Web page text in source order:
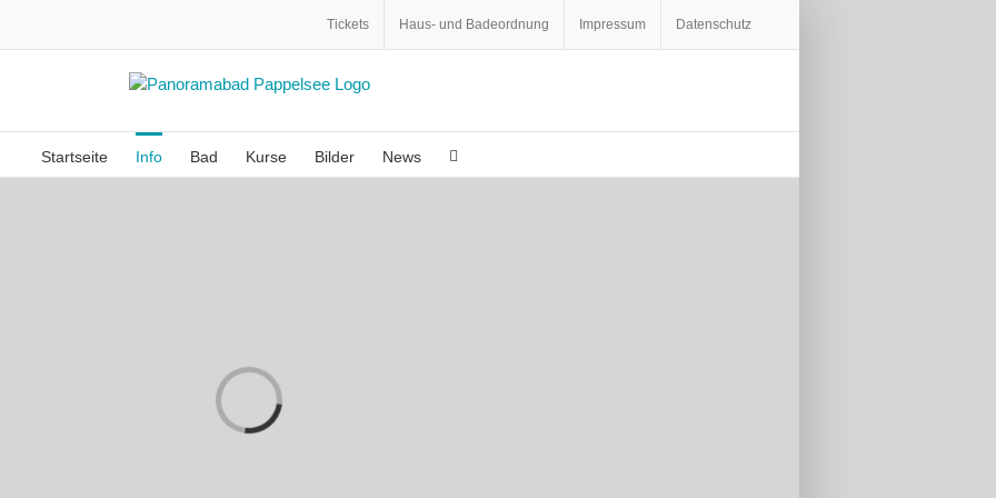
Tickets Haus- und Badeordnung Impressum Datenschutz
Startseite Info Bad Kurse Bilder News
Laden...